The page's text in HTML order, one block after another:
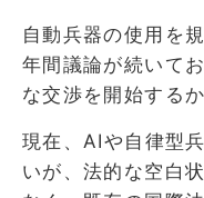
自動兵器の使用を
年間議論が続いて
な交渉を開始する
現在、AIや自律型
いが、法的な空白